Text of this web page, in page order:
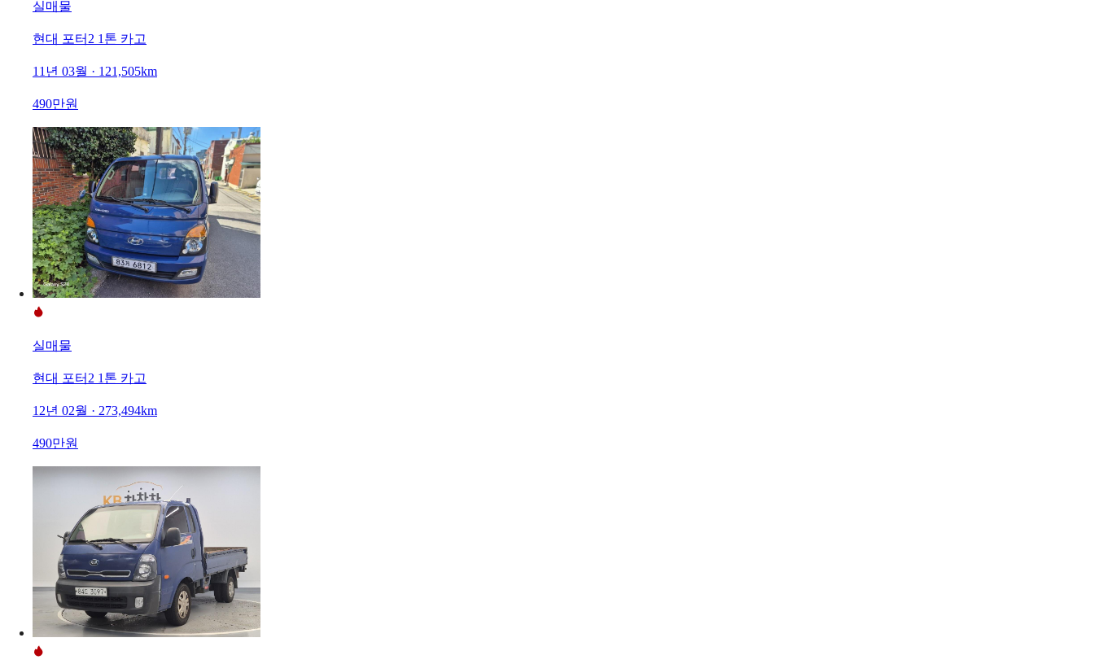
실매물
현대 포터2 1톤 카고
11년 03월 · 121,505km
490만원
실매물
현대 포터2 1톤 카고
12년 02월 · 273,494km
490만원